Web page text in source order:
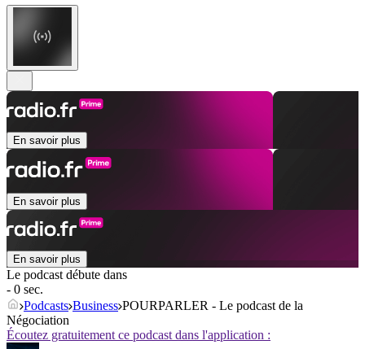
En savoir plus
En savoir plus
En savoir plus
Le podcast débute dans
- 0 sec.
Podcasts Business POURPARLER - Le podcast de la
Négociation
Écoutez gratuitement ce podcast dans l'application :